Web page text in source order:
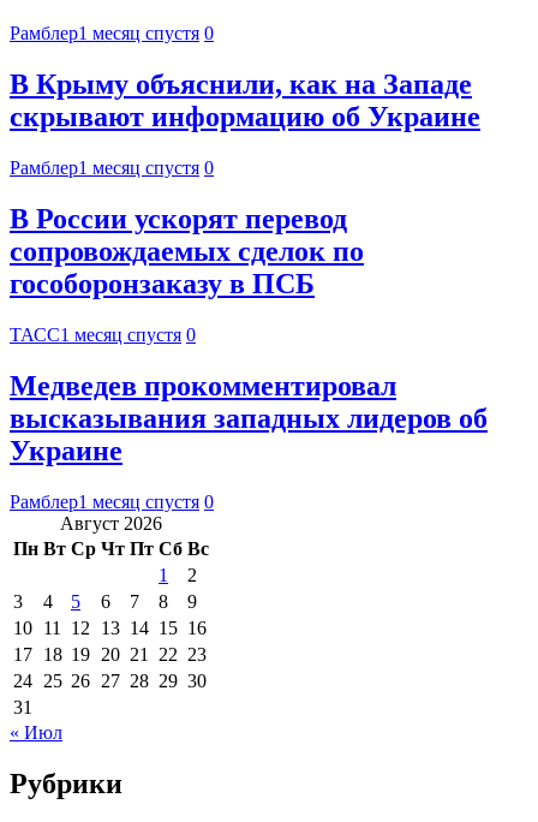
Рамблер1 месяц спустя 0
В Крыму объяснили, как на Западе
скрывают информацию об Украине
Рамблер1 месяц спустя 0
В России ускорят перевод
сопровождаемых сделок по
гособоронзаказу в ПСБ
ТАСС1 месяц спустя 0
Медведев прокомментировал
высказывания западных лидеров об
Украине
Рамблер1 месяц спустя 0
Август 2026
Пн Вт Ср Чт Пт Сб Вс
1
2
3
4 5 6 7 8
9
10 11 12 13 14 15 16
17 18 19 20 21 22 23
24 25 26 27 28 29 30
31
« Июл
Рубрики